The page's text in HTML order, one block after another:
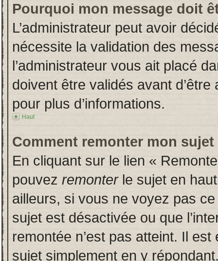
Pourquoi mon message doit
L’administrateur peut avoir
nécessite la validation des
l’administrateur vous ait placé
doivent être validés avant
pour plus d’informations.
Haut
Comment remonter mon sujet
En cliquant sur le lien «
pouvez remonterle sujet en
ailleurs, si vous ne voyez pas
sujet est désactivée ou que
remontée n’est pas atteint. Il
sujet simplement en y